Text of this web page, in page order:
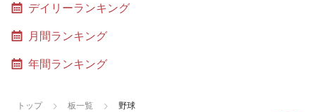
デイリーランキング
月間ランキング
年間ランキング
トップ 板一覧 野球